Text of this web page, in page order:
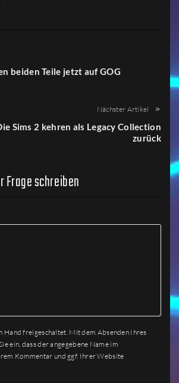
beiden Teile jetzt auf GOG
Nächster Artikel
Sims 2 kehren als Legacy Collection
zurück
Frage schreiben
Hand freigeschaltet. Mit dem Absenden Ihres
ein, dass der angegebene Name im
Kommentar und ggf. Ihrer Website